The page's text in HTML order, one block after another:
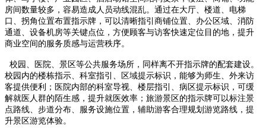
房间数量较多，容易造成人员动线混乱。通过在大厅、楼道、电梯
口、拐角位置布置指示牌，可以清晰指引商铺位置、办公区域、消防
通道、设备机房等关键点位，方便顾客与访客快速定位目的地，提升
商业空间的服务质感与运营秩序。
校园、医院、景区等公共服务场所，同样离不开指示牌的配套建设。
校园内的楼栋指示、科室指引、区域提示标识，能够为师生、外来访
客提供便利；医院内部的科室导视、楼层指引、病区提示标识，可缓
解就医人群的陌生感，提升就医效率；旅游景区的指示牌可以标注景
点路线、步道分布、服务设施位置，辅助游客合理规划游览路线，提
升景区游览体验。